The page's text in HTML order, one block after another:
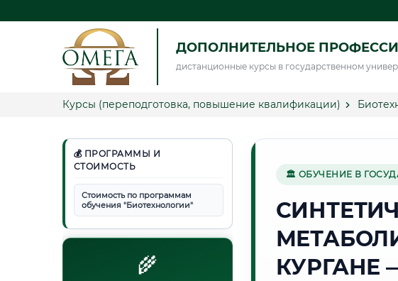
ДОПОЛНИТЕЛЬНОЕ
дистанционные курсы в государственном
Курсы (переподготовка, повышение квалификации)
💰 ПРОГРАММЫ И
СТОИМОСТЬ
Стоимость по программам
обучения "Биотехнологии"
🌾
🏛 ОБУЧЕНИЕ В
КУРГАНЕ